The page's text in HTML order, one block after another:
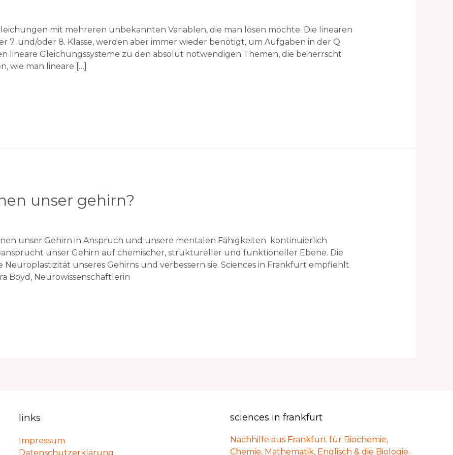
mit mehreren unbekannten Variablen, die man lösen möchte. Die linearen
7. und/oder 8. Klasse, werden aber immer wieder benötigt, um Aufgaben in der Q
lineare Gleichungssysteme zu den absolut notwendigen Themen, die beherrscht
wie man lineare […]
unser gehirn?
unser Gehirn in Anspruch und unsere mentalen Fähigkeiten kontinuierlich
unser Gehirn auf chemischer, struktureller und funktioneller Ebene. Die
Neuroplastizität unseres Gehirns und verbessern sie. Sciences in Frankfurt empfiehlt
Boyd, Neurowissenschaftlerin
links
Impressum
Datenschutzerklärung
sciences in frankfurt
Nachhilfe aus Frankfurt für Biochemie,
Chemie, Mathematik, Englisch & die Biologie.